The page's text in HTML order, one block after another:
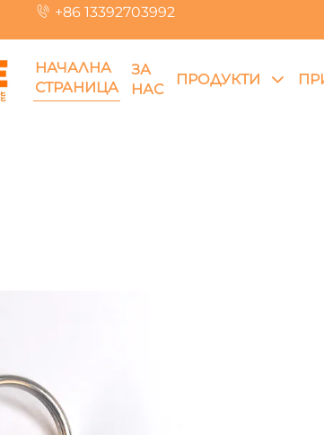
+86 13392703992
НАЧАЛНА
СТРАНИЦА
ЗА
НАС
ПРОДУКТИ